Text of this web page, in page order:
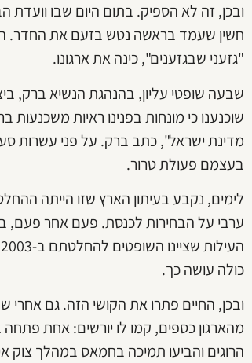
ובכן, זה לא הספיק. בתום היום שבו
חשין שעמד בראשה נטש בזעם את החדר.
"גזעני שבגזענים", כינה את ארגונו.
שבעה שופטי עליון, בהנהגת הנשיא ברק,
שוכנענו כי מונחות בפנינו ראיות
מדינת ישראל", כתב ברק. על פני עשרות
בעצמם פעולת טרור.
לימים, נקבע בעיתון הארץ שזו הייתה
ערבי על הבחירות לכנסת. פעם אחר פעם,
כולה עושה כך.
ובכן, החיים פתרו את הקושי הזה. גם
מהארגון כספים, קמו לו יורשים: אחת
הרוגים והביעו תמיכה בחמאס במהלך